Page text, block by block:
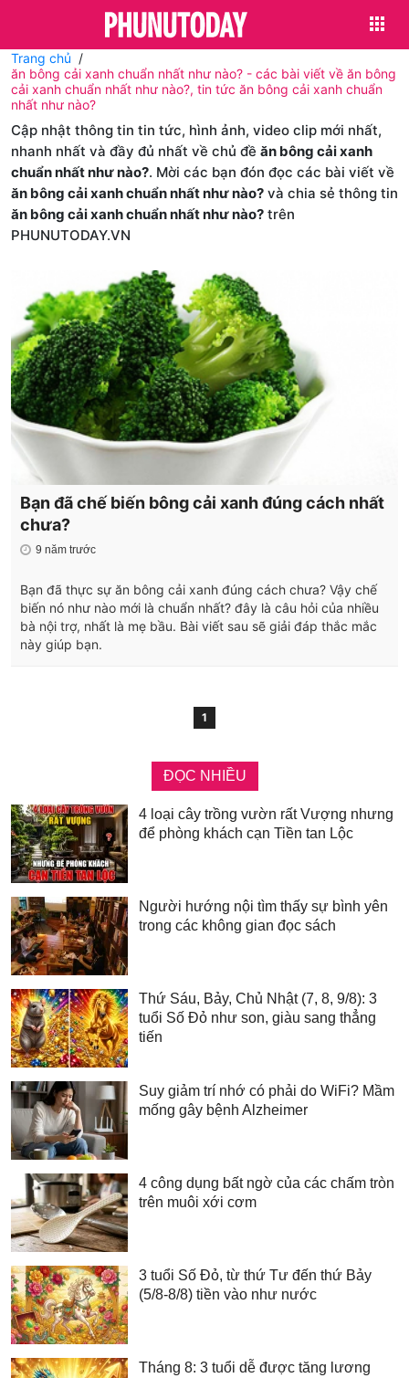
Trang chủ
ăn bông cải xanh chuẩn nhất như nào? - các bài viết về ăn bông
cải xanh chuẩn nhất như nào?, tin tức ăn bông cải xanh chuẩn
nhất như nào?
Cập nhật thông tin tin tức, hình ảnh, video clip mới nhất,
nhanh nhất và đầy đủ nhất về chủ đề ăn bông cải xanh
chuẩn nhất như nào?. Mời các bạn đón đọc các bài viết về
ăn bông cải xanh chuẩn nhất như nào? và chia sẻ thông tin
ăn bông cải xanh chuẩn nhất như nào? trên
PHUNUTODAY.VN
Bạn đã chế biến bông cải xanh đúng cách nhất
chưa?
9 năm trước
Bạn đã thực sự ăn bông cải xanh đúng cách chưa? Vậy chế
biến nó như nào mới là chuẩn nhất? đây là câu hỏi của nhiều
bà nội trợ, nhất là mẹ bầu. Bài viết sau sẽ giải đáp thắc mắc
này giúp bạn.
1
ĐỌC NHIỀU
4 loại cây trồng vườn rất Vượng nhưng
để phòng khách cạn Tiền tan Lộc
Người hướng nội tìm thấy sự bình yên
trong các không gian đọc sách
Thứ Sáu, Bảy, Chủ Nhật (7, 8, 9/8): 3
tuổi Số Đỏ như son, giàu sang thẳng
tiến
Suy giảm trí nhớ có phải do WiFi? Mầm
mống gây bệnh Alzheimer
4 công dụng bất ngờ của các chấm tròn
trên muôi xới cơm
3 tuổi Số Đỏ, từ thứ Tư đến thứ Bảy
(5/8-8/8) tiền vào như nước
Tháng 8: 3 tuổi dễ được tăng lương